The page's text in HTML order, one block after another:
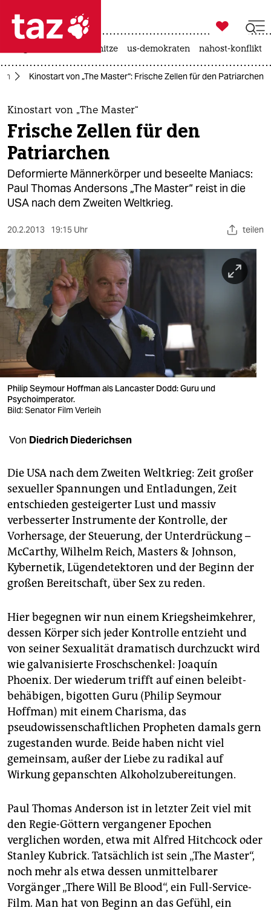
 taz zahl ich
taz zahl ich
themen
politik
öko
gesellschaft
sport
berlin
nord
wahrheit
verlag
verlag
veranstaltungen
unterstützen
abo
genossenschaft
epaper login

taz zahl ich
hitze us-demokraten nahost-konflikt
Kinostart von „The Master“: Frische Zellen für den Patriarchen
Kinostart von „The Master“
Frische Zellen für den
Patriarchen
Deformierte Männerkörper und beseelte Maniacs:
Paul Thomas Andersons „The Master“ reist in die
USA nach dem Zweiten Weltkrieg.
20.2.2013 19:15 Uhr teilen
Philip Seymour Hoffman als Lancaster Dodd: Guru und
Psychoimperator.
Bild: Senator Film Verleih
Von Diedrich Diederichsen
Die USA nach dem Zweiten Weltkrieg: Zeit großer
sexueller Spannungen und Entladungen, Zeit
entschieden gesteigerter Lust und massiv
verbesserter Instrumente der Kontrolle, der
Vorhersage, der Steuerung, der Unterdrückung –
McCarthy, Wilhelm Reich, Masters & Johnson,
Kybernetik, Lügendetektoren und der Beginn der
großen Bereitschaft, über Sex zu reden.
Hier begegnen wir nun einem Kriegsheimkehrer,
dessen Körper sich jeder Kontrolle entzieht und
von seiner Sexualität dramatisch durchzuckt wird
wie galvanisierte Froschschenkel: Joaquín
Phoenix. Der wiederum trifft auf einen beleibt-
behäbigen, bigotten Guru (Philip Seymour
Hoffman) mit einem Charisma, das
pseudowissenschaftlichen Propheten damals gern
zugestanden wurde. Beide haben nicht viel
gemeinsam, außer der Liebe zu radikal auf
Wirkung gepanschten Alkoholzubereitungen.
Paul Thomas Anderson ist in letzter Zeit viel mit
den Regie-Göttern vergangener Epochen
verglichen worden, etwa mit Alfred Hitchcock oder
Stanley Kubrick. Tatsächlich ist sein „The Master“,
noch mehr als etwa dessen unmittelbarer
Vorgänger „There Will Be Blood“, ein Full-Service-
Film. Man hat von Beginn an das Gefühl, ein